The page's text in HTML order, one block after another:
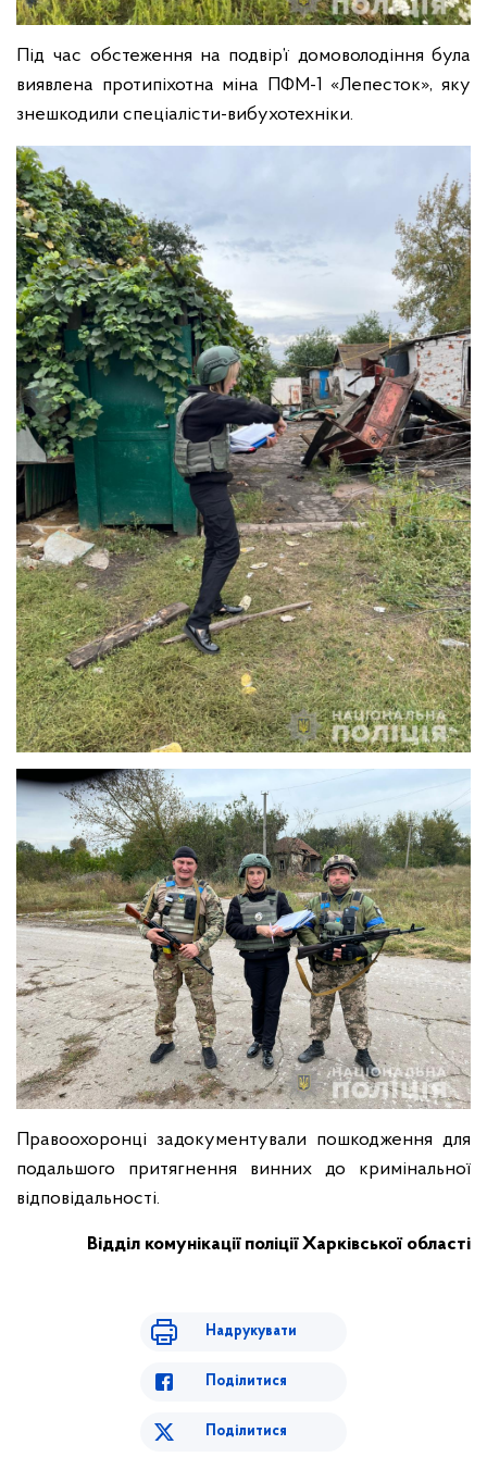
Під час обстеження на подвір’ї домоволодіння була
виявлена протипіхотна міна ПФМ-1 «Лепесток», яку
знешкодили спеціалісти-вибухотехніки.
Правоохоронці задокументували пошкодження для
подальшого притягнення винних до кримінальної
відповідальності.
Відділ комунікації поліції Харківської області
Надрукувати
Поділитися
Поділитися